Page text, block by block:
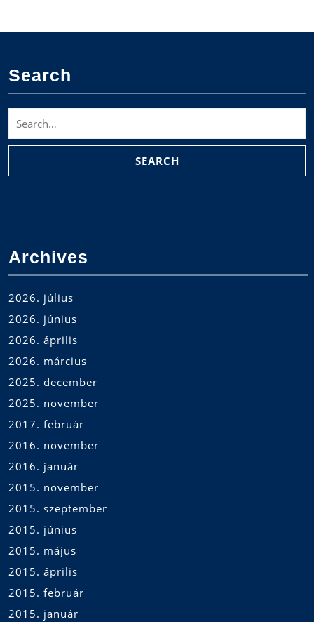
Search
for:
Archives
2026. július
2026. június
2026. április
2026. március
2025. december
2025. november
2017. február
2016. november
2016. január
2015. november
2015. szeptember
2015. június
2015. május
2015. április
2015. február
2015. január